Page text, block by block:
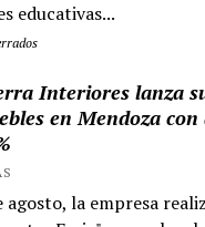
educativas...
Interiores lanza
en Mendoza con
agosto, la empresa